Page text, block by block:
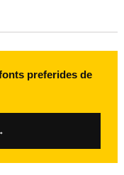
preferides de